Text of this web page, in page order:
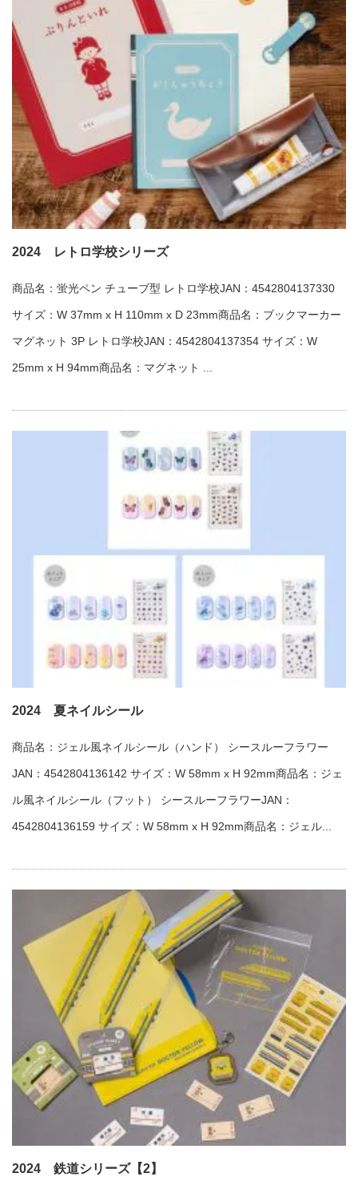
2024 レトロ学校シリーズ
商品名：蛍光ペン チューブ型 レトロ学校JAN：4542804137330
サイズ：W 37mm x H 110mm x D 23mm商品名：ブックマーカー
マグネット 3P レトロ学校JAN：4542804137354 サイズ：W
25mm x H 94mm商品名：マグネット ...
2024 夏ネイルシール
商品名：ジェル風ネイルシール（ハンド） シースルーフラワー
JAN：4542804136142 サイズ：W 58mm x H 92mm商品名：ジェ
ル風ネイルシール（フット） シースルーフラワーJAN：
4542804136159 サイズ：W 58mm x H 92mm商品名：ジェル...
2024 鉄道シリーズ【2】